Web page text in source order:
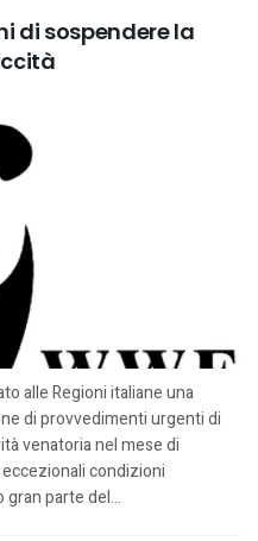
di sospendere la
alle Regioni italiane una
di provvedimenti urgenti di
venatoria nel mese di
condizioni
parte del...